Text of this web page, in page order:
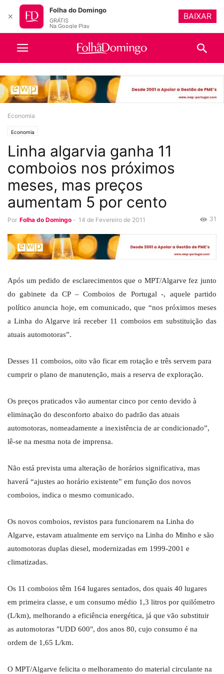
Economia
Economia
Linha algarvia ganha 11
comboios nos próximos
meses, mas preços
aumentam 5 por cento
Por Folha do Domingo - 14 de Fevereiro de 2011 31
Após um pedido de esclarecimentos que o MPT/Algarve fez junto
do gabinete da CP – Comboios de Portugal -, aquele partido
político anuncia hoje, em comunicado, que “nos próximos meses
a Linha do Algarve irá receber 11 comboios em substituição das
atuais automotoras”.
Desses 11 comboios, oito vão ficar em rotação e três servem para
cumprir o plano de manutenção, mais a reserva de exploração.
Os preços praticados vão aumentar cinco por cento devido à
eliminação do desconforto abaixo do padrão das atuais
automotoras, nomeadamente a inexistência de ar condicionado”,
lê-se na mesma nota de imprensa.
Não está prevista uma alteração de horários significativa, mas
haverá “ajustes ao horário existente” em função dos novos
comboios, indica o mesmo comunicado.
Os novos comboios, revistos para funcionarem na Linha do
Algarve, estavam atualmente em serviço na Linha do Minho e são
automotoras duplas diesel, modernizadas em 1999-2001 e
climatizadas.
Os 11 comboios têm 164 lugares sentados, dos quais 40 lugares
em primeira classe, e um consumo médio 1,3 litros por quilómetro
(L/km), melhorando a eficiência energética, já que vão substituir
as automotoras "UDD 600", dos anos 80, cujo consumo é na
ordem de 1,65 L/km.
O MPT/Algarve felicita o melhoramento do material circulante na
✕
Folha do Domingo
GRÁTIS
Na Google Play
BAIXAR